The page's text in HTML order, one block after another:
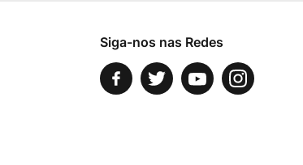
Siga-nos nas Redes